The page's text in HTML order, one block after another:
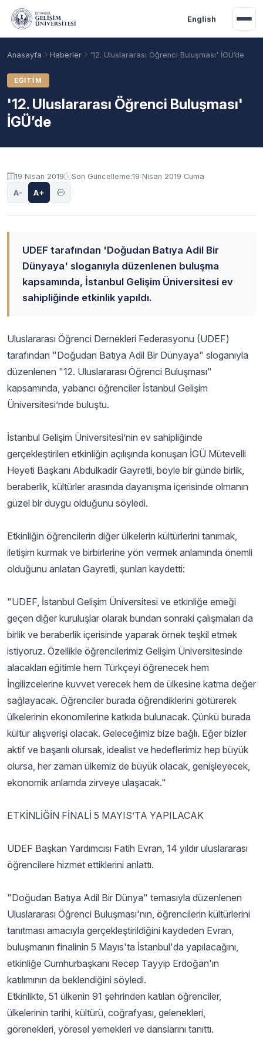
Ana içeriğe geç
English
Akademik Takvim
Anasayfa Haberler '12. Uluslararası Öğrenci Buluşması' İGÜ’de
EĞITIM
'12. Uluslararası Öğrenci Buluşması'
İGÜ’de
19 Nisan 2019 Son Güncelleme:19 Nisan 2019 Cuma
A- A+
UDEF tarafından 'Doğudan Batıya Adil Bir
Dünyaya' sloganıyla düzenlenen buluşma
kapsamında, İstanbul Gelişim Üniversitesi ev
sahipliğinde etkinlik yapıldı.
Uluslararası Öğrenci Dernekleri Federasyonu (UDEF)
tarafından "Doğudan Batıya Adil Bir Dünyaya" sloganıyla
düzenlenen "12. Uluslararası Öğrenci Buluşması"
kapsamında, yabancı öğrenciler İstanbul Gelişim
Üniversitesi’nde buluştu.
İstanbul Gelişim Üniversitesi’nin ev sahipliğinde
gerçekleştirilen etkinliğin açılışında konuşan İGÜ Mütevelli
Heyeti Başkanı Abdulkadir Gayretli, böyle bir günde birlik,
beraberlik, kültürler arasında dayanışma içerisinde olmanın
güzel bir duygu olduğunu söyledi.
Etkinliğin öğrencilerin diğer ülkelerin kültürlerini tanımak,
iletişim kurmak ve birbirlerine yön vermek anlamında önemli
olduğunu anlatan Gayretli, şunları kaydetti:
"UDEF, İstanbul Gelişim Üniversitesi ve etkinliğe emeği
geçen diğer kuruluşlar olarak bundan sonraki çalışmaları da
birlik ve beraberlik içerisinde yaparak örnek teşkil etmek
istiyoruz. Özellikle öğrencilerimiz Gelişim Üniversitesinde
alacakları eğitimle hem Türkçeyi öğrenecek hem
İngilizcelerine kuvvet verecek hem de ülkesine katma değer
sağlayacak. Öğrenciler burada öğrendiklerini götürerek
ülkelerinin ekonomilerine katkıda bulunacak. Çünkü burada
kültür alışverişi olacak. Geleceğimiz bize bağlı. Eğer bizler
aktif ve başarılı olursak, idealist ve hedeflerimiz hep büyük
olursa, her zaman ülkemiz de büyük olacak, genişleyecek,
ekonomik anlamda zirveye ulaşacak."
ETKİNLİĞİN FİNALİ 5 MAYIS’TA YAPILACAK
UDEF Başkan Yardımcısı Fatih Evran, 14 yıldır uluslararası
öğrencilere hizmet ettiklerini anlattı.
"Doğudan Batıya Adil Bir Dünya" temasıyla düzenlenen
Uluslararası Öğrenci Buluşması'nın, öğrencilerin kültürlerini
tanıtması amacıyla gerçekleştirildiğini kaydeden Evran,
buluşmanın finalinin 5 Mayıs'ta İstanbul'da yapılacağını,
etkinliğe Cumhurbaşkanı Recep Tayyip Erdoğan'ın
katılımının da beklendiğini söyledi.
Etkinlikte, 51 ülkenin 91 şehrinden katılan öğrenciler,
ülkelerinin tarihi, kültürü, coğrafyası, gelenekleri,
görenekleri, yöresel yemekleri ve danslarını tanıttı.